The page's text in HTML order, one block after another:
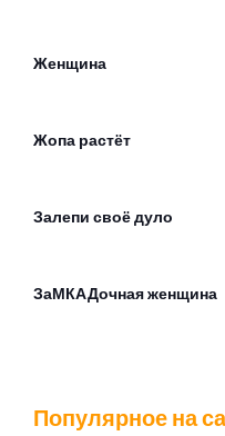
Женщина
Жопа растёт
Залепи своё дуло
ЗаМКАДочная женщина
Популярное на